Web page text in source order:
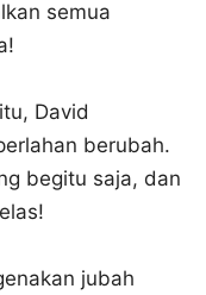
semua
David
berubah.
begitu saja, dan
jubah